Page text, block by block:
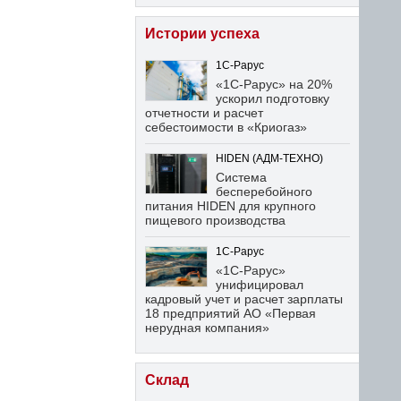
Истории успеха
1С-Рарус
«1С-Рарус» на 20%
ускорил подготовку
отчетности и расчет
себестоимости в «Криогаз»
HIDEN (АДМ-ТЕХНО)
Система
бесперебойного
питания HIDEN для крупного
пищевого производства
1С-Рарус
«1С-Рарус»
унифицировал
кадровый учет и расчет зарплаты
18 предприятий АО «Первая
нерудная компания»
Склад